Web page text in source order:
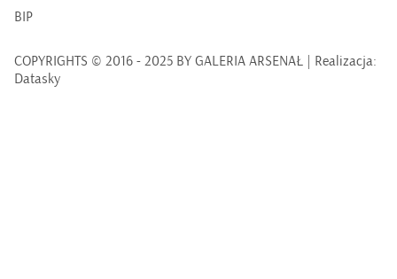
BIP
COPYRIGHTS © 2016 - 2025 BY GALERIA ARSENAŁ | Realizacja:
Datasky